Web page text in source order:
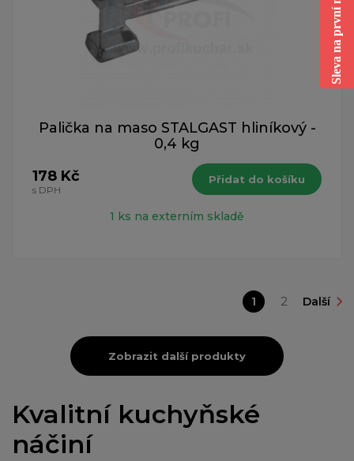
Palička na maso STALGAST hliníkový -
0,4 kg
178 Kč
s DPH
Přidat do košíku
1 ks na externím skladě
1 2 Další
Zobrazit další produkty
Kvalitní kuchyňské
náčiní
Sleva na první nákup